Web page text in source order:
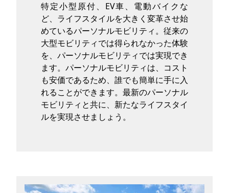
特定小型原付、EV車、電動バイクな
ど、ライフスタイルを大きく変革させ始
めているパーソナルモビリティ。従来の
大型モビリティでは得られなかった体験
を、パーソナルモビリティでは実現でき
ます。パーソナルモビリティは、コスト
も安価であるため、誰でも簡単に手に入
れることができます。最新のパーソナル
モビリティと共に、新たなライフスタイ
ルを実現させましょう。